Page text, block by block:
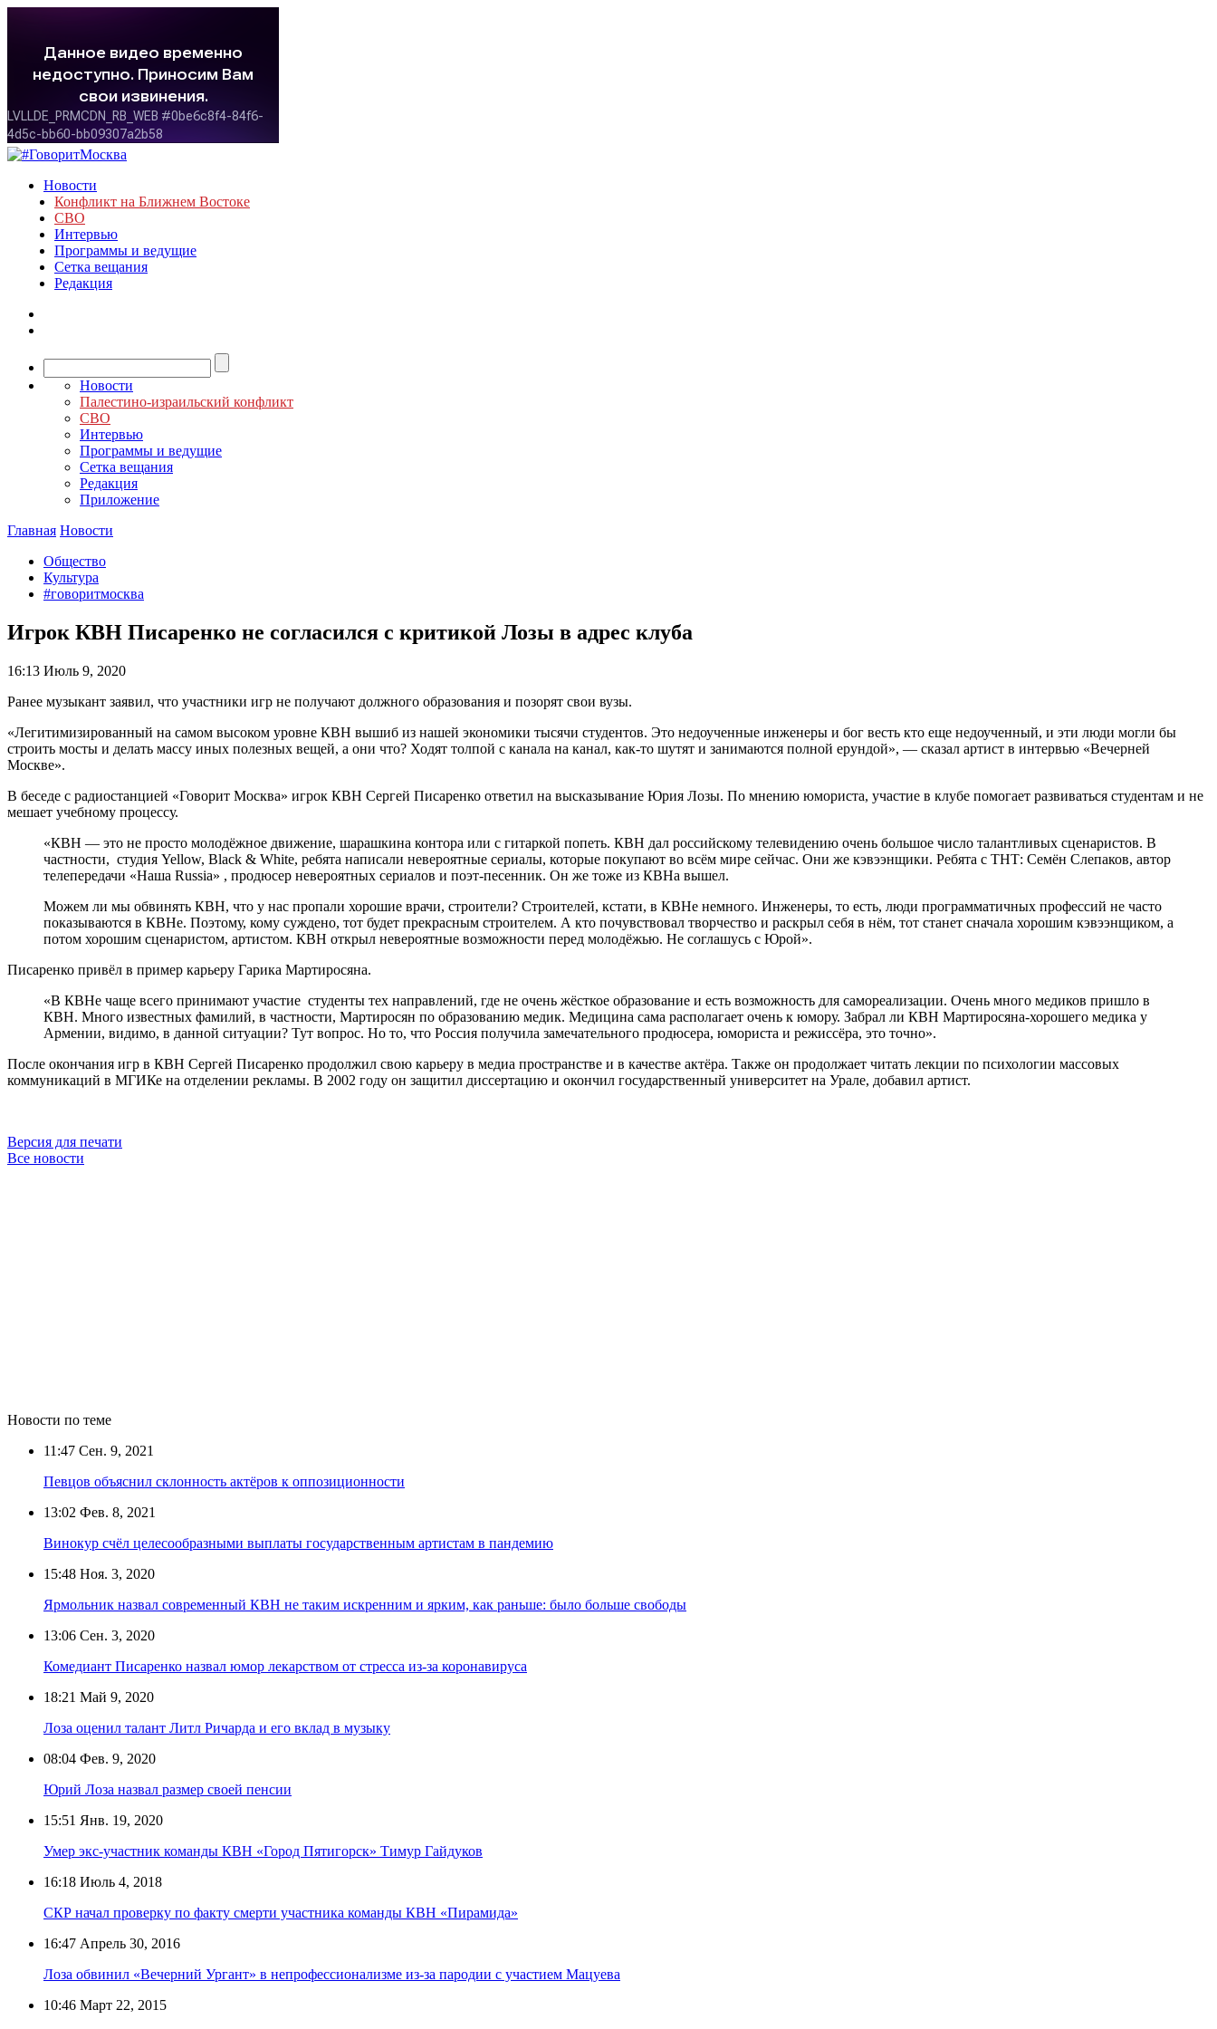
Новости
Конфликт на Ближнем Востоке
СВО
Интервью
Программы и ведущие
Сетка вещания
Редакция
Новости
Палестино-израильский конфликт
СВО
Интервью
Программы и ведущие
Сетка вещания
Редакция
Приложение
Главная Новости
Общество
Культура
#говоритмосква
Игрок КВН Писаренко не согласился с критикой Лозы в адрес клуба
16:13 Июль 9, 2020
Ранее музыкант заявил, что участники игр не получают должного образования и позорят свои вузы.
«Легитимизированный на самом высоком уровне КВН вышиб из нашей экономики тысячи студентов. Это недоученные инженеры и бог весть кто еще недоученный, и эти люди могли бы
строить мосты и делать массу иных полезных вещей, а они что? Ходят толпой с канала на канал, как-то шутят и занимаются полной ерундой», — сказал артист в интервью «Вечерней
Москве».
В беседе с радиостанцией «Говорит Москва» игрок КВН Сергей Писаренко ответил на высказывание Юрия Лозы. По мнению юмориста, участие в клубе помогает развиваться студентам и не
мешает учебному процессу.
«КВН — это не просто молодёжное движение, шарашкина контора или с гитаркой попеть. КВН дал российскому телевидению очень большое число талантливых сценаристов. В
частности, cтудия Yellow, Black & White, ребята написали невероятные сериалы, которые покупают во всём мире сейчас. Они же кэвээнщики. Ребята с ТНТ: Семён Слепаков, автор
телепередачи «Наша Russia» , продюсер невероятных сериалов и поэт-песенник. Он же тоже из КВНа вышел.
Можем ли мы обвинять КВН, что у нас пропали хорошие врачи, строители? Строителей, кстати, в КВНе немного. Инженеры, то есть, люди программатичных профессий не часто
показываются в КВНе. Поэтому, кому суждено, тот будет прекрасным строителем. А кто почувствовал творчество и раскрыл себя в нём, тот станет сначала хорошим кэвээнщиком, а
потом хорошим сценаристом, артистом. КВН открыл невероятные возможности перед молодёжью. Не соглашусь с Юрой».
Писаренко привёл в пример карьеру Гарика Мартиросяна.
«В КВНе чаще всего принимают участие студенты тех направлений, где не очень жёсткое образование и есть возможность для самореализации. Очень много медиков пришло в
КВН. Много известных фамилий, в частности, Мартиросян по образованию медик. Медицина сама располагает очень к юмору. Забрал ли КВН Мартиросяна-хорошего медика у
Армении, видимо, в данной ситуации? Тут вопрос. Но то, что Россия получила замечательного продюсера, юмориста и режиссёра, это точно».
После окончания игр в КВН Сергей Писаренко продолжил свою карьеру в медиа пространстве и в качестве актёра. Также он продолжает читать лекции по психологии массовых
коммуникаций в МГИКе на отделении рекламы. В 2002 году он защитил диссертацию и окончил государственный университет на Урале, добавил артист.
Версия для печати
Все новости
Новости по теме
11:47 Сен. 9, 2021
Певцов объяснил склонность актёров к оппозиционности
13:02 Фев. 8, 2021
Винокур счёл целесообразными выплаты государственным артистам в пандемию
15:48 Ноя. 3, 2020
Ярмольник назвал современный КВН не таким искренним и ярким, как раньше: было больше свободы
13:06 Сен. 3, 2020
Комедиант Писаренко назвал юмор лекарством от стресса из-за коронавируса
18:21 Май 9, 2020
Лоза оценил талант Литл Ричарда и его вклад в музыку
08:04 Фев. 9, 2020
Юрий Лоза назвал размер своей пенсии
15:51 Янв. 19, 2020
Умер экс-участник команды КВН «Город Пятигорск» Тимур Гайдуков
16:18 Июль 4, 2018
СКР начал проверку по факту смерти участника команды КВН «Пирамида»
16:47 Апрель 30, 2016
Лоза обвинил «Вечерний Ургант» в непрофессионализме из-за пародии с участием Мацуева
10:46 Март 22, 2015